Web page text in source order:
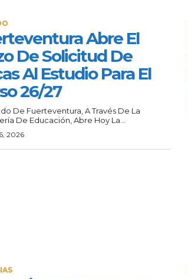
Abre El
De Solicitud De
Al Estudio Para El
26/27
De Fuerteventura, A Través De La
De Educación, Abre Hoy La...
2026